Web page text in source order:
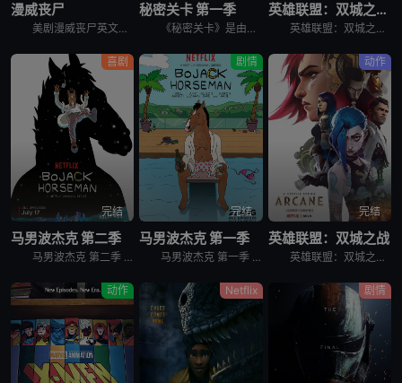
漫威丧尸
美剧漫威丧尸英文名为Marvel Zombies，讲述的是：丧尸病毒漫延，血腥与混乱笼罩。 &nbsp; &nbsp; &nbsp; &nbsp; &nbsp; &nbsp; &nbsp; &nb
秘密关卡 第一季
《秘密关卡》是由《爱，死亡和机器人》的创作团队精心打造的动画选集系列，其故事灵感来源于世界各地的电子游戏，时间横跨过去、现在和未来。这个突破边界，向游戏和玩家以及驱策我们深入探索、发现秘密、向着未
英雄联盟：双城之战 第二季
英雄联盟：双城之战 第二季 Arcane Season 2是2024年剧情,动作,科幻,动画,奇幻,冒险剧集。黑暗梦魇，有增无减。务必认清，敌人的真面目……
喜剧
完结
马男波杰克 第二季
马男波杰克 第二季 BoJack Horseman Season 2的世界设定是普通人类和拟人化的动物共同生活在一起，除了外形，这些动物跟人类没什么不同。马男波杰克（威尔·阿奈特 Will Arn
剧情
完结
马男波杰克 第一季
马男波杰克 第一季 BoJack Horseman Season 1的世界设定是普通人类和拟人化的动物共同生活在一起，除了外形，这些动物跟人类没什么不同。马男波杰克（威尔·阿奈特 Will Arn
动作
完结
英雄联盟：双城之战
英雄联盟：双城之战 第一季 Arcane Season 1作为英雄联盟官方动画剧集，讲述的是在充满蒸汽朋克气息的乌托邦-皮尔特沃夫和由化学品驱动的地下城-祖安中，蔚和金克丝两姐妹，她们在一场激烈的
动作 Netflix 剧情